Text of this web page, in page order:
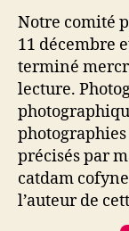
Notre comité
11 décembre
terminé
lecture.
précisés par
catdam
l’auteur de